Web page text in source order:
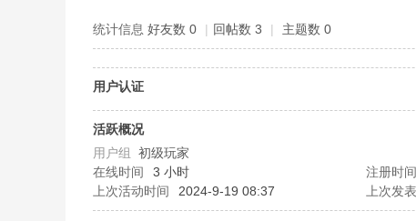
统计信息 好友数 0 | 回帖数 3 | 主题数 0
用户认证
活跃概况
用户组 初级玩家
在线时间
3 小时 注册时间
上次活动时间
2024-9-19 08:37 上次发